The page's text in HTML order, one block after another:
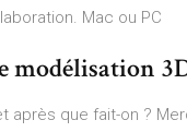
Mac ou PC
modélisation
après que fait-on ?